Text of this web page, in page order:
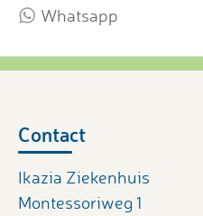
Whatsapp
Contact
Ikazia Ziekenhuis
Montessoriweg 1